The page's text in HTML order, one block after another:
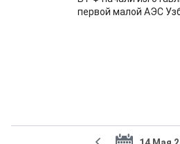
первой малой АЭС